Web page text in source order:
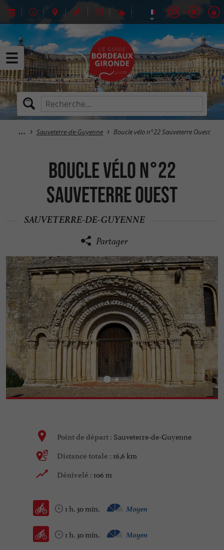
Sauveterre-de-Guyenne Boucle vélo n°22 Sauveterre Ouest
Boucle vélo n°22
Sauveterre Ouest
SAUVETERRE-DE-GUYENNE
Partager
Point de départ : Sauveterre-de-Guyenne
Distance totale : 16,6 km
Dénivelé : 106 m
1 h. 30 min. Moyen
1 h. 30 min. Moyen